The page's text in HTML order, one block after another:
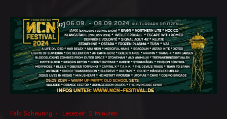
Falk Scheuring
Lesezeit: 2 Minuten